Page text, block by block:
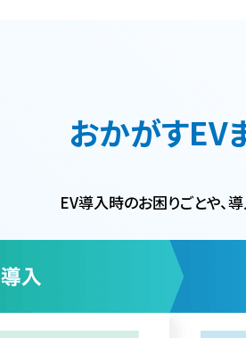
おかがすEV
EV導入時のお困りごとや、